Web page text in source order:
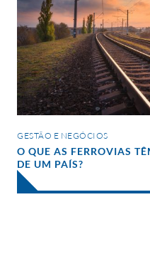
economia
de
um
país?
GESTÃO E NEGÓCIOS
O QUE AS FERROVIAS
DE UM PAÍS?